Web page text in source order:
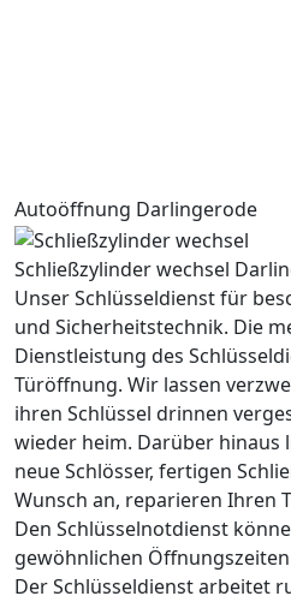
Autoöffnung Darlingerode
Schließzylinder wechsel
Unser Schlüsseldienst für
und Sicherheitstechnik. Die
Dienstleistung des
Türöffnung. Wir lassen
ihren Schlüssel drinnen
wieder heim. Darüber
neue Schlösser, fertigen
Wunsch an, reparieren Ihren
Den Schlüsselnotdienst
gewöhnlichen
Der Schlüsseldienst arbeitet